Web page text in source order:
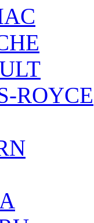
ROYCE